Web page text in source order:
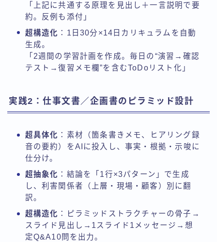
「上記に共通する原理を見出し＋一言説明で要
約。反例も添付」
超構造化 ：1日30分×14日カリキュラムを自動
生成。
「2週間の学習計画を作成。毎日の“演習→確認
テスト→復習メモ欄”を含むToDoリスト化」
実践2：仕事文書／企画書のピラミッド設計
超具体化 ：素材（箇条書きメモ、ヒアリング録
音の要約）をAIに投入し、事実・根拠・示唆に
仕分け。
超抽象化 ：結論を「1行×3パターン」で生成
し、利害関係者（上層・現場・顧客）別に翻
訳。
超構造化 ：ピラミッドストラクチャーの骨子→
スライド見出し→1スライド1メッセージ→想
定Q&A10問を出力。